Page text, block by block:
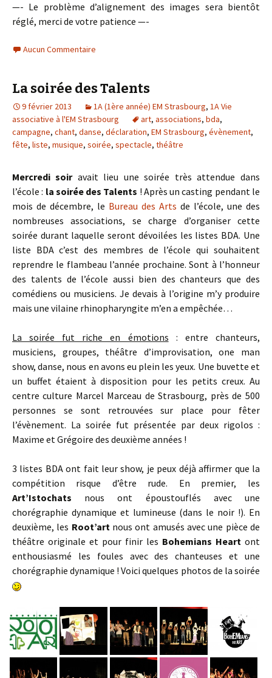
—- Le problème d’alignement des images sera bientôt
réglé, merci de votre patience —-
Aucun Commentaire
La soirée des Talents
9 février 2013 1A (1ère année) EM Strasbourg, 1A Vie
associative à l'EM Strasbourg
art, associations, bda,
campagne, chant, danse, déclaration, EM Strasbourg, évènement,
fête, liste, musique, soirée, spectacle, théâtre
Mercredi soiravait lieu une soirée très attendue dans
l’école : la soirée des Talents ! Après un casting pendant le
mois de décembre, le Bureau des Arts de l’école, une des
nombreuses associations, se charge d’organiser cette
soirée durant laquelle seront dévoilées les listes BDA. Une
liste BDA c’est des membres de l’école qui souhaitent
reprendre le flambeau l’année prochaine. Sont à l’honneur
des talents de l’école aussi bien des chanteurs que des
comédiens ou musiciens. Je devais à l’origine m’y produire
mais une vilaine rhinopharyngite m’en a empêchée…
La soirée fut riche en émotions : entre chanteurs,
musiciens, groupes, théâtre d’improvisation, one man
show, danse, nous en avons eu plein les yeux. Une buvette et
un buffet étaient à disposition pour les petits creux. Au
centre culture Marcel Marceau de Strasbourg, près de 500
personnes se sont retrouvées sur place pour fêter
l’évènement. La soirée fut présentée par deux rigolos :
Maxime et Grégoire des deuxième années !
3 listes BDA ont fait leur show, je peux déjà affirmer que la
compétition risque d’être rude. En premier, les
Art’Istochats nous ont époustouflés avec une
chorégraphie dynamique et lumineuse (dans le noir !). En
deuxième, les Root’artnous ont amusés avec une pièce de
théâtre originale et pour finir les Bohemians Heart ont
enthousiasmé les foules avec des chanteuses et une
chorégraphie dynamique ! Voici quelques photos de la soirée